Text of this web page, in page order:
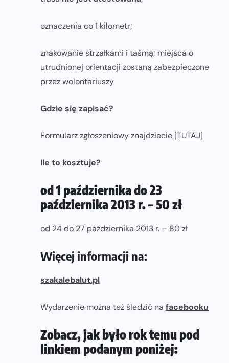
oznaczenia co 1 kilometr;
znakowanie strzałkami i taśmą; miejsca o
utrudnionej orientacji zostaną zabezpieczone
przez wolontariuszy
Gdzie się zapisać?
Formularz zgłoszeniowy znajdziecie [TUTAJ]
Ile to kosztuje?
od 1 października do 23
października 2013 r. – 50 zł
od 24 do 27 października 2013 r. – 80 zł
Więcej informacji na:
szakalebalut.pl
Wydarzenie można też śledzić na facebooku
Zobacz, jak było rok temu pod
linkiem podanym poniżej: